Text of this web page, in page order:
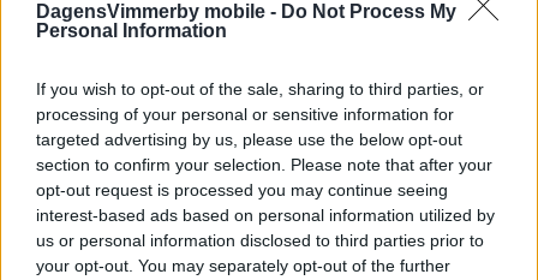
DagensVimmerby mobile - Do Not Process My
Personal Information
If you wish to opt-out of the sale, sharing to third parties, or
processing of your personal or sensitive information for
targeted advertising by us, please use the below opt-out
section to confirm your selection. Please note that after your
opt-out request is processed you may continue seeing
interest-based ads based on personal information utilized by
us or personal information disclosed to third parties prior to
your opt-out. You may separately opt-out of the further
Hilda Helmersson (C) om våld i ungas
POLITIK 22 juli 2026 18.00